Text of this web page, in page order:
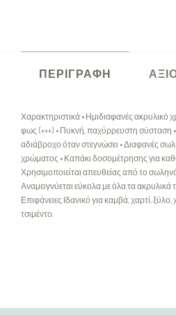
ΠΕΡΙΓΡΑΦΉ
Χαρακτηριστικά • Ημιδιαφανές ακρυλικό
φως (+++) • Πυκνή, παχύρρευστη σύσταση •
αδιάβροχο όταν στεγνώσει • Διαφανές
χρώματος • Καπάκι δοσομέτρησης για
Χρησιμοποιείται απευθείας από το
Αναμειγνύεται εύκολα με όλα τα ακρυλικά
Επιφάνειες Ιδανικό για καμβά, χαρτί,
τσιμέντο.